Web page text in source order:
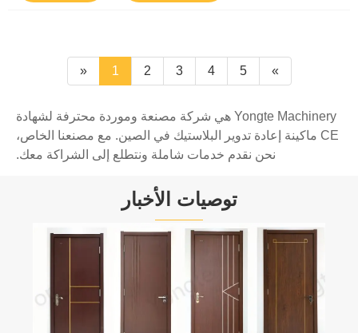
« 1 2 3 4 5 »
Yongte Machinery هي شركة مصنعة وموردة محترفة لشهادة
CE ماكينة إعادة تدوير البلاستيك في الصين. مع مصنعنا الخاص،
نحن نقدم خدمات شاملة ونتطلع إلى الشراكة معك.
توصيات الأخبار